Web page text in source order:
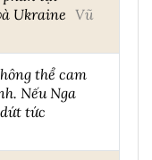
Ukraine Vũ
thể cam
Nếu Nga
tức